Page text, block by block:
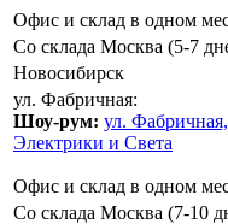
Офис и склад в одном
Со склада Москва (5-7
Новосибирск
ул. Фабричная:
Шоу-рум: ул.
Электрики и Света
Офис и склад в одном
Со склада Москва (7-10